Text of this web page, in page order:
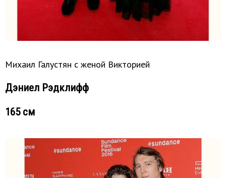
Михаил Галустян с женой Викторией
Дэниел Рэдклифф
165 см